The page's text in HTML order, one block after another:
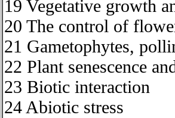
19 Vegetative growth
20 The control of
21 Gametophytes,
22 Plant senescence
23 Biotic interaction
24 Abiotic stress